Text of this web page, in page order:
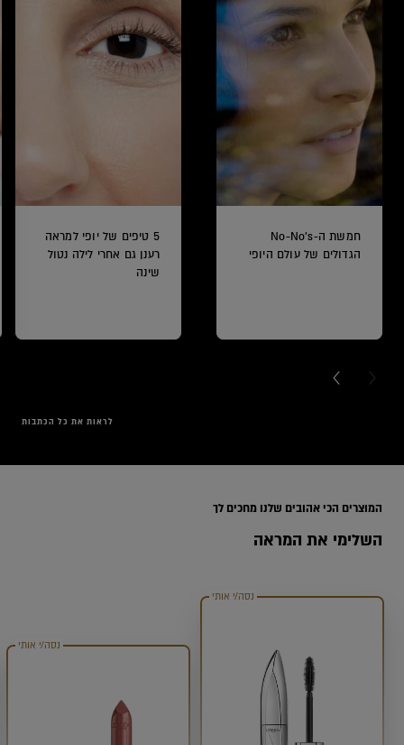
חמשת ה-No-No's
הגדולים של עולם היופי
5 טיפים של יופי למראה
רענן גם אחרי לילה נטול
שינה
NEXT CARD
לראות את כל הכתבות
השלימי את המראה
המוצרים הכי אהובים שלנו מחכים לך
נסה/י אותי
נסה/י אותי